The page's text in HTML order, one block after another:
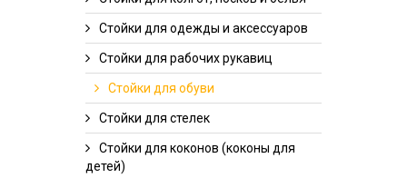
Стойки для одежды и аксессуаров
Стойки для рабочих рукавиц
Стойки для обуви
Стойки для стелек
Стойки для коконов (коконы для
детей)